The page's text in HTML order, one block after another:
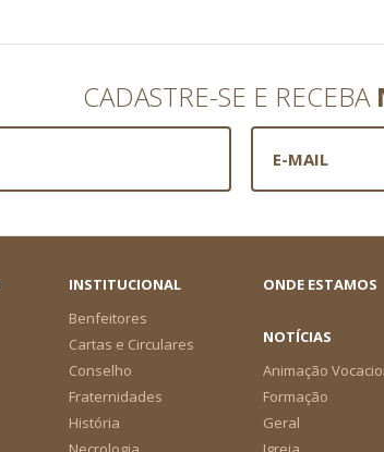
CADASTRE-SE E RECEBA
INSTITUCIONAL
Benfeitores
Cartas e Circulares
Conselho
Fraternidades
História
ONDE ESTAMOS
NOTÍCIAS
Animação
Formação
Geral